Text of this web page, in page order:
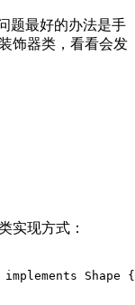
题最好的办法是手
饰器类，看看会发
实现方式：
Shape {